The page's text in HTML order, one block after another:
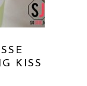
KISS